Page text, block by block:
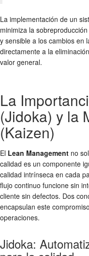
La implementación de un
minimiza la
y sensible a los cambios en
directamente a la
valor general.
La
(Jidoka) y la
(Kaizen)
El Lean Management no
calidad es un componente
calidad intrínseca en cada
flujo continuo funcione sin
cliente sin defectos. Dos
encapsulan este
operaciones.
Jidoka: